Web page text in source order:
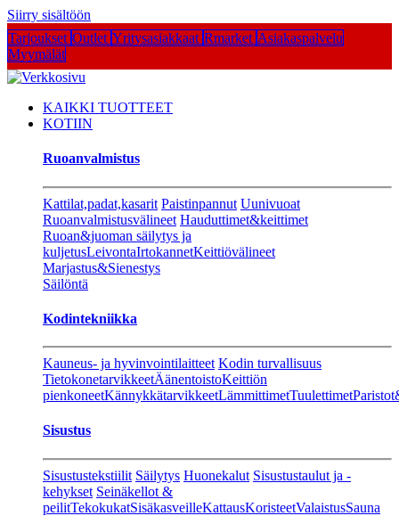
Siirry sisältöön
Tarjoukset Outlet Yritysasiakkaat Rmarket Asiakaspalvelu
Myymälät
KAIKKI TUOTTEET
KOTIIN
Ruoanvalmistus
Kattilat,padat,kasarit Paistinpannut Uunivuoat
Ruoanvalmistusvälineet Hauduttimet&keittimet
Ruoan&juoman säilytys ja
kuljetusLeivontaIrtokannetKeittiövälineet
Marjastus&Sienestys
Säilöntä
Kodintekniikka
Kauneus- ja hyvinvointilaitteet Kodin turvallisuus
TietokonetarvikkeetÄänentoistoKeittiön
pienkoneetKännykkätarvikkeetLämmittimetTuulettimet
Sisustus
Sisustustekstiilit Säilytys Huonekalut Sisustustaulut ja -
kehykset Seinäkellot &
peilitTekokukatSisäkasveilleKattausKoristeetValaistusSauna